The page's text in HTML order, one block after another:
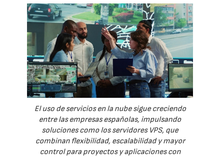
El uso de servicios en la nube sigue creciendo
entre las empresas españolas, impulsando
soluciones como los servidores VPS, que
combinan flexibilidad, escalabilidad y mayor
control para proyectos y aplicaciones con